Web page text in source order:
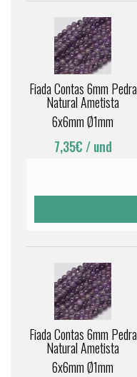
Fiada Contas 6mm Pedra
Natural Ametista
6x6mm Ø1mm
7,35€ / und
Fiada Contas 6mm Pedra
Natural Ametista
6x6mm Ø1mm